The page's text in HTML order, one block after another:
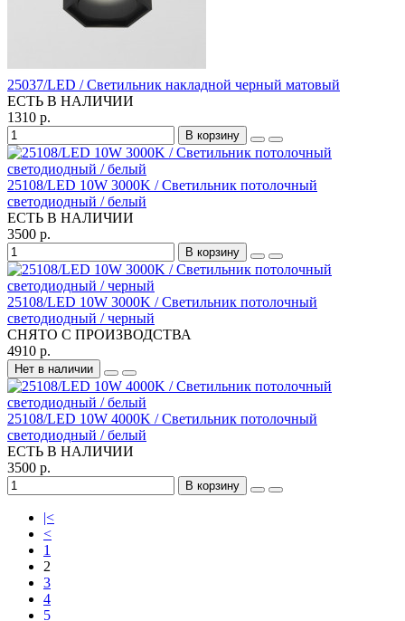
25037/LED / Светильник накладной черный матовый
ЕСТЬ В НАЛИЧИИ
1310 р.
В корзину
25108/LED 10W 3000K / Светильник потолочный
светодиодный / белый
ЕСТЬ В НАЛИЧИИ
3500 р.
В корзину
25108/LED 10W 3000K / Светильник потолочный
светодиодный / черный
СНЯТО С ПРОИЗВОДСТВА
4910 р.
Нет в наличии
25108/LED 10W 4000K / Светильник потолочный
светодиодный / белый
ЕСТЬ В НАЛИЧИИ
3500 р.
В корзину
|<
<
1
2
3
4
5